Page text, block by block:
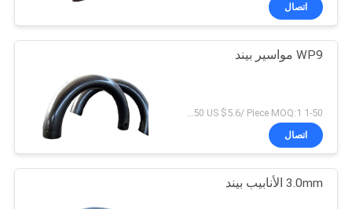
اتصال
WP9 مواسير بيند
اتصال
3.0mm الأنابيب بيند